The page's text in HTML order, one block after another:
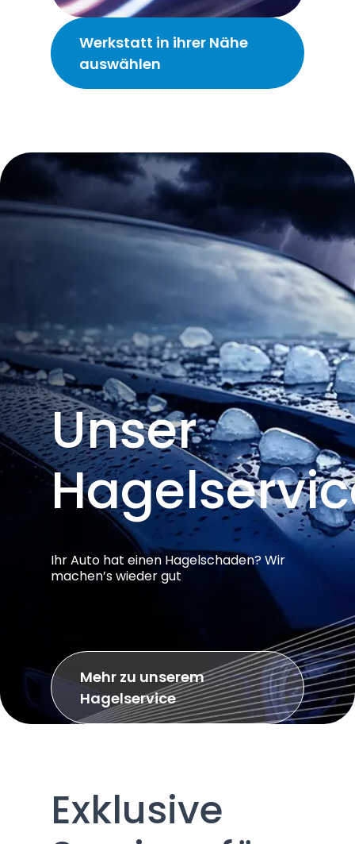
Werkstatt in ihrer Nähe
auswählen
Unser
Ihr Auto hat einen Hagelschaden? Wir
machen’s wieder gut
Mehr zu unserem
Hagelservice
Exklusive